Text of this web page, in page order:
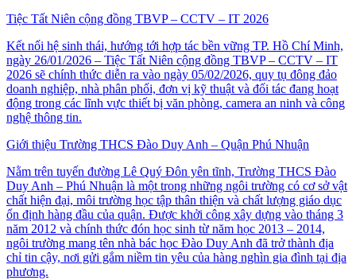
Tiệc Tất Niên cộng đồng TBVP – CCTV – IT 2026
Kết nối hệ sinh thái, hướng tới hợp tác bền vững TP. Hồ Chí Minh,
ngày 26/01/2026 – Tiệc Tất Niên cộng đồng TBVP – CCTV – IT
2026 sẽ chính thức diễn ra vào ngày 05/02/2026, quy tụ đông đảo
doanh nghiệp, nhà phân phối, đơn vị kỹ thuật và đối tác đang hoạt
động trong các lĩnh vực thiết bị văn phòng, camera an ninh và công
nghệ thông tin.
Giới thiệu Trường THCS Đào Duy Anh – Quận Phú Nhuận
Nằm trên tuyến đường Lê Quý Đôn yên tĩnh, Trường THCS Đào
Duy Anh – Phú Nhuận là một trong những ngôi trường có cơ sở vật
chất hiện đại, môi trường học tập thân thiện và chất lượng giáo dục
ổn định hàng đầu của quận. Được khởi công xây dựng vào tháng 3
năm 2012 và chính thức đón học sinh từ năm học 2013 – 2014,
ngôi trường mang tên nhà bác học Đào Duy Anh đã trở thành địa
chỉ tin cậy, nơi gửi gắm niềm tin yêu của hàng nghìn gia đình tại địa
phương.